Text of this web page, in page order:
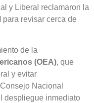
y Liberal reclamaron la
para revisar cerca de
de la
(OEA), que
y evitar
Nacional
despliegue inmediato